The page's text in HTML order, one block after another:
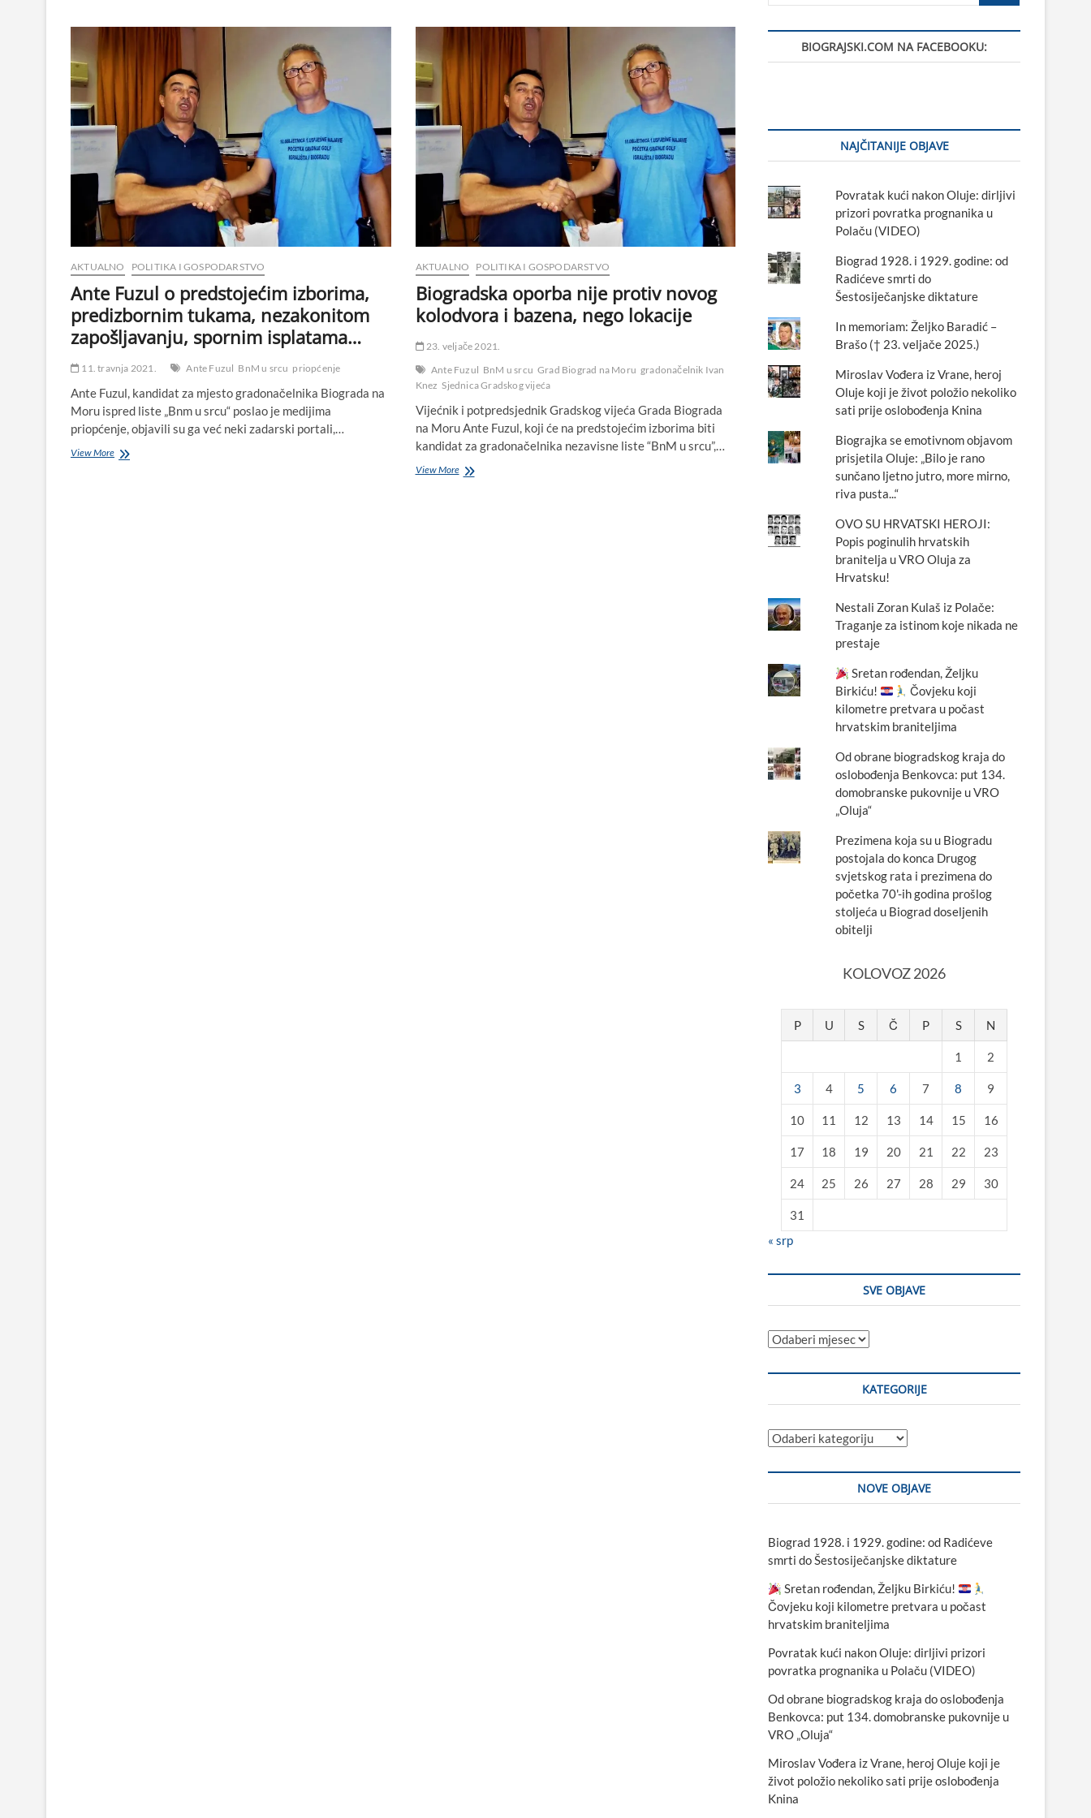
AKTUALNO POLITIKA I GOSPODARSTVO
Ante Fuzul o predstojećim izborima,
predizbornim tukama, nezakonitom
zapošljavanju, spornim isplatama…
11. travnja 2021. Ante Fuzul BnM u srcu priopćenje
Ante Fuzul, kandidat za mjesto gradonačelnika Biograda na
Moru ispred liste „Bnm u srcu“ poslao je medijima
priopćenje, objavili su ga već neki zadarski portali,…
View MoreAnte
AKTUALNO POLITIKA I GOSPODARSTVO
Biogradska oporba nije protiv novog
kolodvora i bazena, nego lokacije
23. veljače 2021.
Ante Fuzul BnM u srcu Grad Biograd na Moru gradonačelnik Ivan
Knez Sjednica Gradskog vijeća
Vijećnik i potpredsjednik Gradskog vijeća Grada Biograda
na Moru Ante Fuzul, koji će na predstojećim izborima biti
kandidat za gradonačelnika nezavisne liste “BnM u srcu”,…
View MoreBiogradska
BIOGRAJSKI.COM NA FACEBOOKU:
NAJČITANIJE OBJAVE
Povratak kući nakon Oluje: dirljivi
prizori povratka prognanika u
Polaču (VIDEO)
Biograd 1928. i 1929. godine: od
Radićeve smrti do
Šestosiječanjske diktature
In memoriam: Željko Baradić –
Brašo († 23. veljače 2025.)
Miroslav Vođera iz Vrane, heroj
Oluje koji je život položio nekoliko
sati prije oslobođenja Knina
Biograjka se emotivnom objavom
prisjetila Oluje: „Bilo je rano
sunčano ljetno jutro, more mirno,
riva pusta...“
OVO SU HRVATSKI HEROJI:
Popis poginulih hrvatskih
branitelja u VRO Oluja za
Hrvatsku!
Nestali Zoran Kulaš iz Polače:
Traganje za istinom koje nikada ne
prestaje
Sretan rođendan, Željku
Birkiću!
Čovjeku koji
kilometre pretvara u počast
hrvatskim braniteljima
Od obrane biogradskog kraja do
oslobođenja Benkovca: put 134.
domobranske pukovnije u VRO
„Oluja“
Prezimena koja su u Biogradu
postojala do konca Drugog
svjetskog rata i prezimena do
početka 70'-ih godina prošlog
stoljeća u Biograd doseljenih
obitelji
KOLOVOZ 2026
P U S Č P S N
1 2
3 4 5 6 7 8 9
10 11 12 13 14 15 16
17 18 19 20 21 22 23
24 25 26 27 28 29 30
31
« srp
SVE OBJAVE
Sve
KATEGORIJE
Kategorije
NOVE OBJAVE
Biograd 1928. i 1929. godine: od Radićeve
smrti do Šestosiječanjske diktature
Sretan rođendan, Željku Birkiću!
Čovjeku koji kilometre pretvara u počast
hrvatskim braniteljima
Povratak kući nakon Oluje: dirljivi prizori
povratka prognanika u Polaču (VIDEO)
Od obrane biogradskog kraja do oslobođenja
Benkovca: put 134. domobranske pukovnije u
VRO „Oluja“
Miroslav Vođera iz Vrane, heroj Oluje koji je
život položio nekoliko sati prije oslobođenja
Knina